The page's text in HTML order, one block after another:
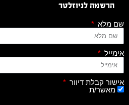
הרשמה לניוזלטר
שם מלא
אימייל
אישור קבלת דיוור
מאשר/ת